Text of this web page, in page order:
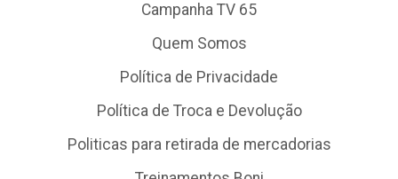
Campanha TV 65
Quem Somos
Política de Privacidade
Política de Troca e Devolução
Politicas para retirada de mercadorias